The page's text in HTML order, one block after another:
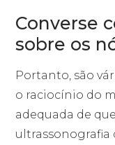
Converse
sobre os
Portanto, são
o raciocínio do
adequada de
ultrassonografia